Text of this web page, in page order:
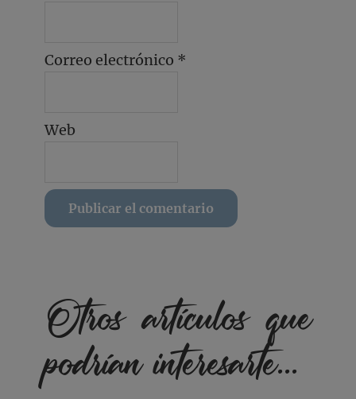
Correo electrónico *
Web
Otros artículos que
podrían interesarte...